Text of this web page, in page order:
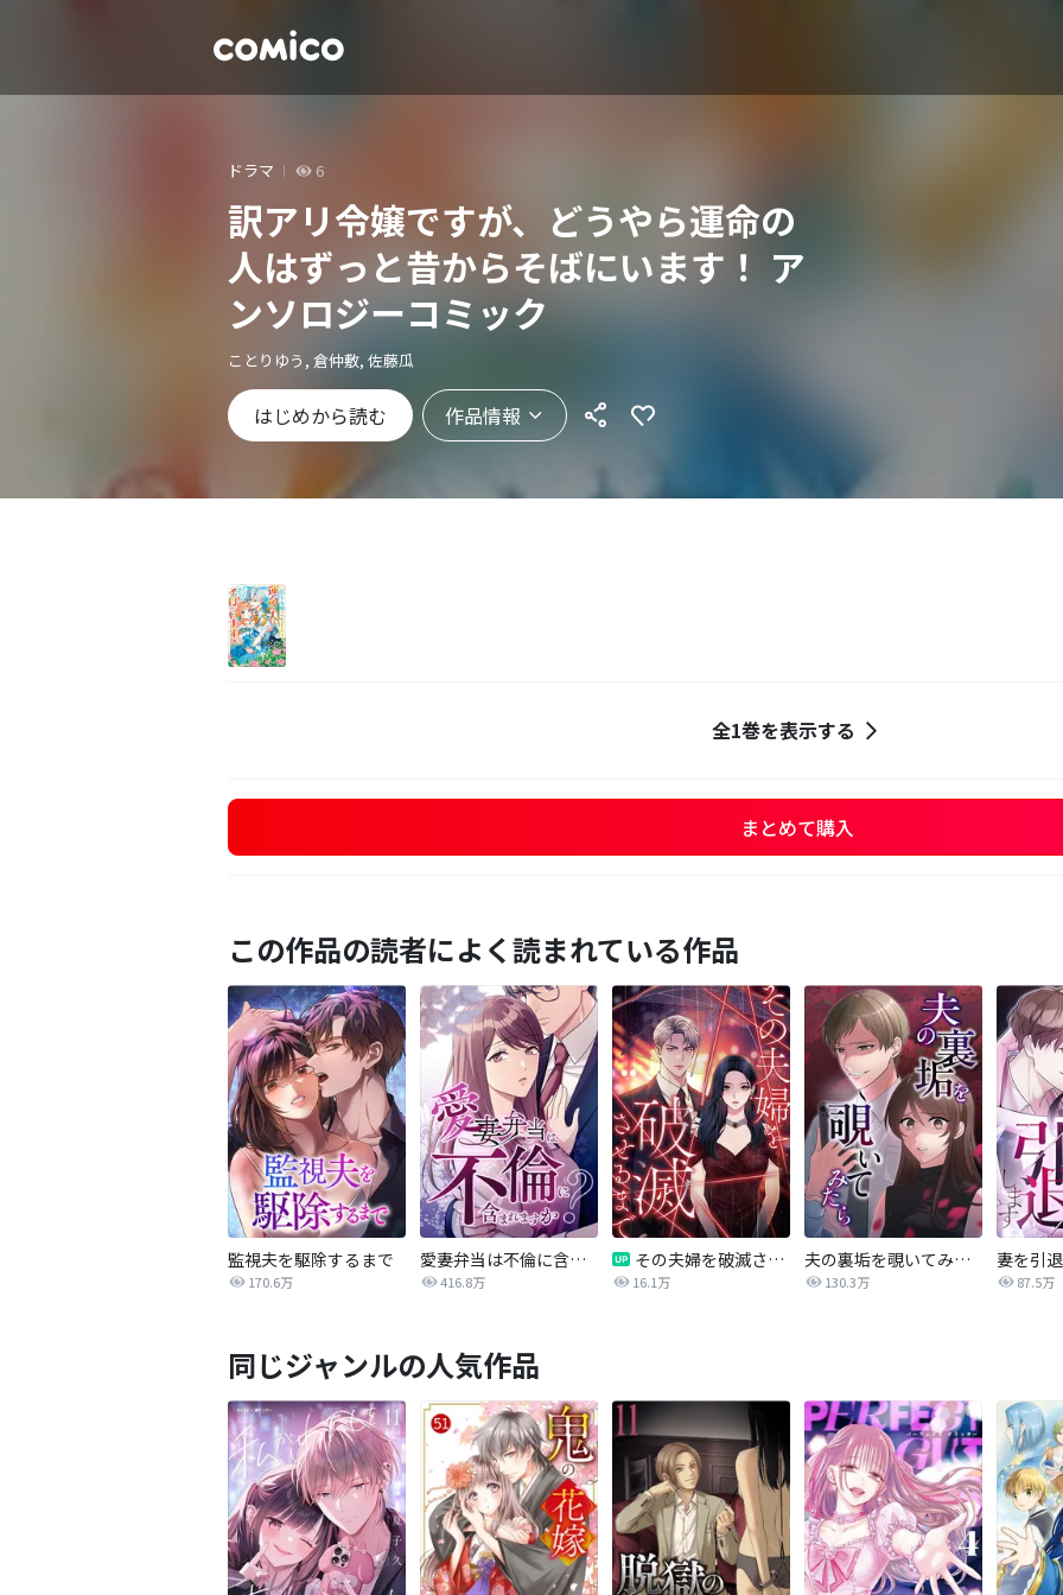
ドラマ 6
訳アリ令嬢ですが、どうやら運命の
人はずっと昔からそばにいます！ ア
ンソロジーコミック
ことりゆう, 倉仲敷, 佐藤瓜
はじめから読む 作品情報
全1巻を表示する
まとめて購入
この作品の読者によく読まれている作品
監視夫を駆除するまで
170.6万
愛妻弁当は不倫に含まれますか？
416.8万
その夫婦を破滅させるまで
16.1万
夫の裏垢を覗いてみたら
130.3万
妻を引
87.5万
同じジャンルの人気作品